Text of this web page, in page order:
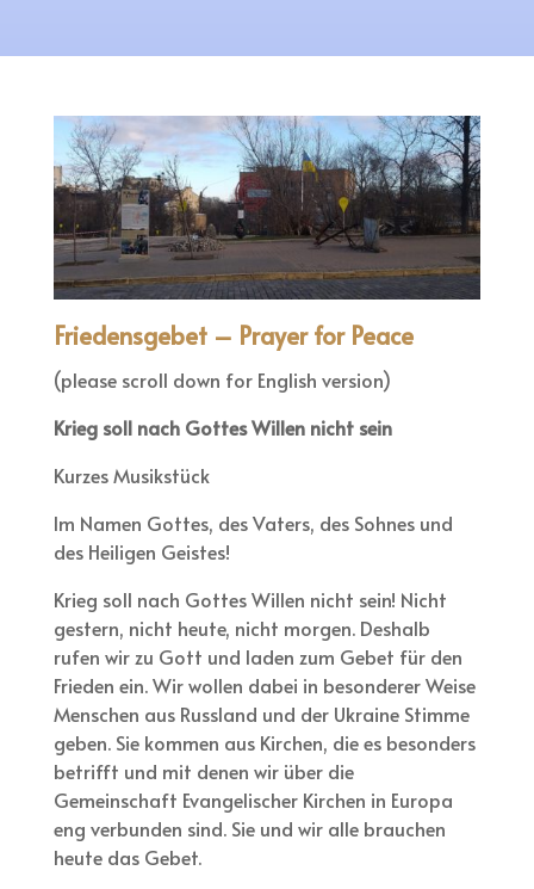
Friedensgebet – Prayer for Peace
(please scroll down for English version)
Krieg soll nach Gottes Willen nicht sein
Kurzes Musikstück
Im Namen Gottes, des Vaters, des Sohnes und
des Heiligen Geistes!
Krieg soll nach Gottes Willen nicht sein! Nicht
gestern, nicht heute, nicht morgen. Deshalb
rufen wir zu Gott und laden zum Gebet für den
Frieden ein. Wir wollen dabei in besonderer Weise
Menschen aus Russland und der Ukraine Stimme
geben. Sie kommen aus Kirchen, die es besonders
betrifft und mit denen wir über die
Gemeinschaft Evangelischer Kirchen in Europa
eng verbunden sind. Sie und wir alle brauchen
heute das Gebet.